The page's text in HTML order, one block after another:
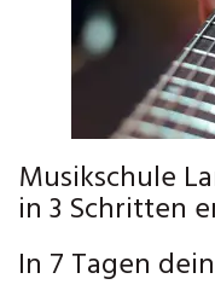
Musikschule
in 3 Schritten
In 7 Tagen